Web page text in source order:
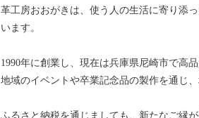
革工房おおがきは、使う人の生活に寄り添
います。
1990年に創業し、現在は兵庫県尼崎市で高
地域のイベントや卒業記念品の製作を通じ
ふるさと納税を通じましても、新たなご縁